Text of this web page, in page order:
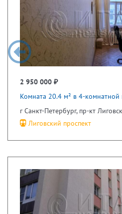
2 950 000 ₽
Комната 20.4 м² в 4-комнатной
г Санкт-Петербург, пр-кт
Лиговский проспект